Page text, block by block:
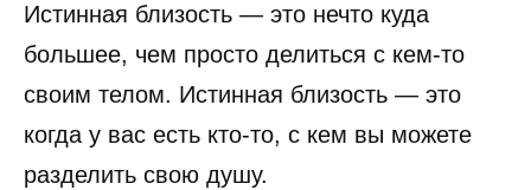
Истинная близость — это нечто куда
большее, чем просто делиться с кем-то
своим телом. Истинная близость — это
когда у вас есть кто-то, с кем вы можете
разделить свою душу.